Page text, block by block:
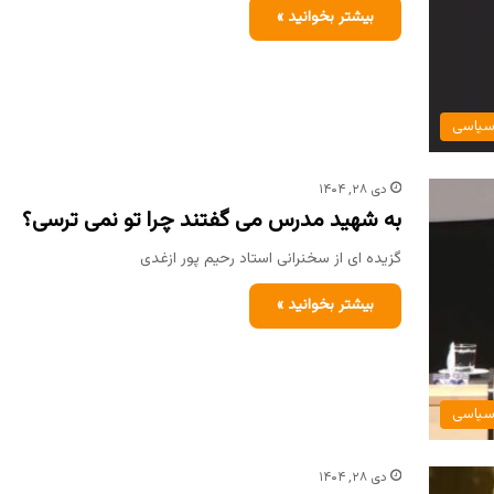
سیاسی
بیشتر بخوانید »
سیاسی
دی ۲۸, ۱۴۰۴
به شهید مدرس می گفتند چرا تو نمی ترسی؟
گزیده ای از سخنرانی استاد رحیم پور ازغدی
بیشتر بخوانید »
دی ۲۸, ۱۴۰۴